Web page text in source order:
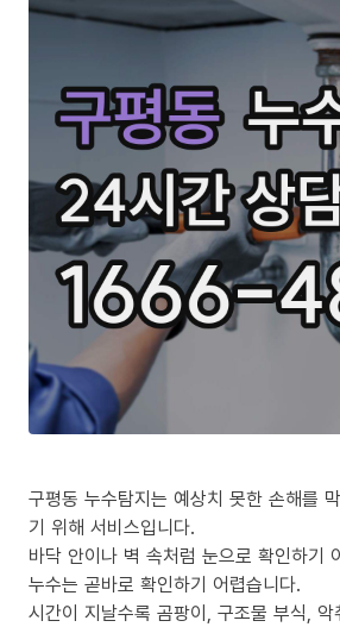
구평동 누수탐지는 예상치 못한 손해를
기 위해 서비스입니다.
바닥 안이나 벽 속처럼 눈으로 확인하기
누수는 곧바로 확인하기 어렵습니다.
시간이 지날수록 곰팡이, 구조물 부식,